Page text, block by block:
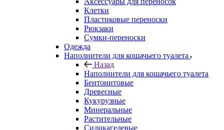
Клетки
Пластиковые переноски
Рюкзаки
Сумки-переноски
Одежда
Наполнители для кошачьего туалета
Назад
Наполнители для кошачьего туалета
Бентонитовые
Древесные
Кукурузные
Минеральные
Растительные
Силикагелевые